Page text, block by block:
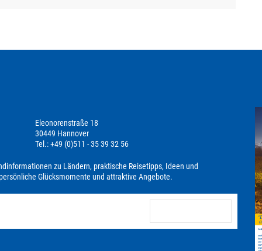
Eleonorenstraße 18
30449 Hannover
Tel.: +49 (0)511 - 35 39 32 56
zu Ländern, praktische Reisetipps, Ideen und
Glücksmomente und attraktive Angebote.